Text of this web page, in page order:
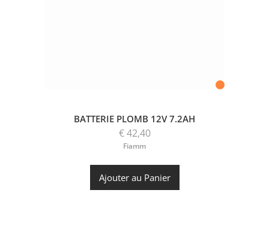
BATTERIE PLOMB 12V 7.2AH
€ 42,40
Fiamm
Ajouter au Panier